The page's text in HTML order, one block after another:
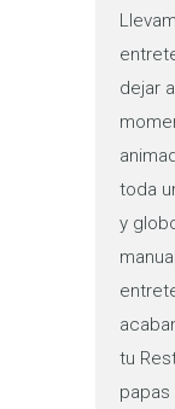
dejar
toda
y
tu